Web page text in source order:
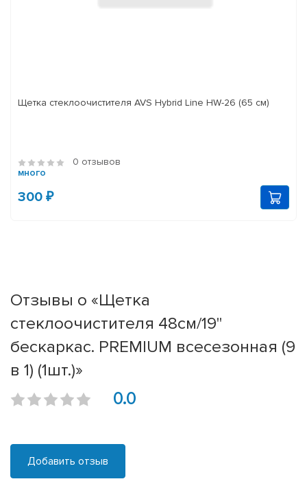
Щетка стеклоочистителя AVS Hybrid Line HW-26 (65 см)
0 отзывов
много
300 ₽
Отзывы о «Щетка
стеклоочистителя 48см/19''
бескаркас. PREMIUM всесезонная (9
в 1) (1шт.)»
0.0
Добавить отзыв